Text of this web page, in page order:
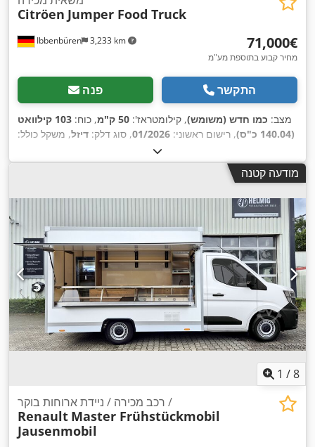
Ibbenbüren 3,233 km
Citröen Jumper Food Truck
‏71,000 ‏€
מחיר קבוע בתוספת מע"מ
פנה התקשר
מצב: כמו חדש (משומש), קילומטראז': 50 ק"מ , כוח:
103 קילוואט
(140.04 כ"ס)
, רישום ראשוני: 01/2026, סוג דלק: דיזל, משקל כולל:
, אורך אזור הטעינה:
2,200 מ"מ
, גובה תא המטען:2,300 מ"מ , שנת ייצור:2026, ציוד:
בקרת שיוט, כרית אוויר, מיזוג אוויר, מערכת בלימה למניעתמודעה קטנה
1 /8
רכב מכירה / ניידת ארוחות בוקר /
Renault Master Frühstückmobil
Jausenmobil